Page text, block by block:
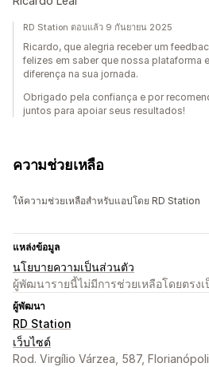
RD Station ตอบแล้ว 9 กันยายน 2025
Ricardo, que alegria receber um
felizes em saber que nossa plataforma
diferença na sua jornada.
Obrigado pela confiança e por
juntos para apoiar seus resultados!
ความช่วยเหลือ
ให้ความช่วยเหลือสำหรับแอปโดย RD Station
แหล่งข้อมูล
นโยบายความเป็นส่วนตัว
ผู้พัฒนารายนี้ไม่มีการช่วยเหลือโดยตรง
ผู้พัฒนา
RD Station
เว็บไซต์
Rod. Virgílio Várzea, 587,